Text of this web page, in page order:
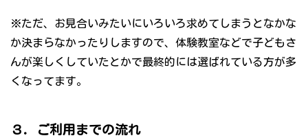
※ただ、お見合いみたいにいろいろ求めてしまうとなかな
か決まらなかったりしますので、体験教室などで子どもさ
んが楽しくしていたとかで最終的には選ばれている方が多
くなってます。
３．ご利用までの流れ